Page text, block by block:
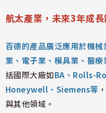
航太產業，未來3年成
百德的產品廣泛應用於機
業、電子業、模具業、醫
括國際大廠如BA、 Rolls-
Honeywell、Siemens等
與其他領域。